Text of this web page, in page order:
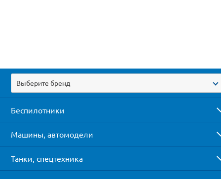
Выберите бренд
Беспилотники
Машины, автомодели
Танки, спецтехника